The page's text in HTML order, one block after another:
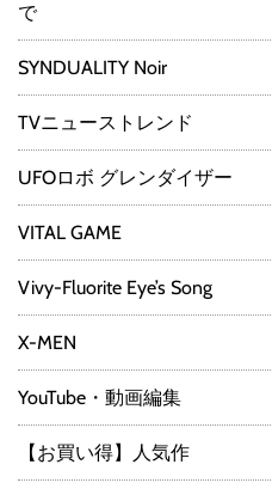
で
SYNDUALITY Noir
TVニューストレンド
UFOロボ グレンダイザー
VITAL GAME
Vivy-Fluorite Eye’s Song
X-MEN
YouTube・動画編集
【お買い得】人気作